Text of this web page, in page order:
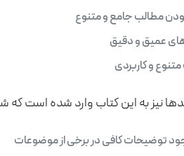
مطالب جامع و متنوع
عمیق و دقیق
و کاربردی
نیز به این کتاب وارد شده است که
توضیحات کافی در برخی از موضوعات